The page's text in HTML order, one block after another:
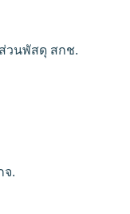
วนพัสดุ สกช.
จ.